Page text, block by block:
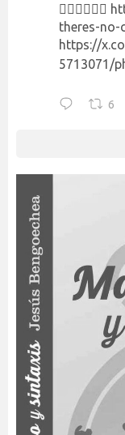
👉🏻👉🏻👉🏻
theres-no-
https://
5713071/
6